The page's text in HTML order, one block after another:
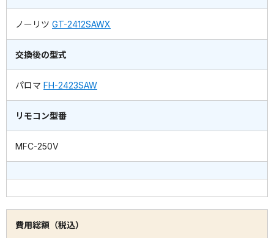
ノーリツ GT-2412SAWX
交換後の型式
パロマ FH-2423SAW
リモコン型番
MFC-250V
費用総額（税込）